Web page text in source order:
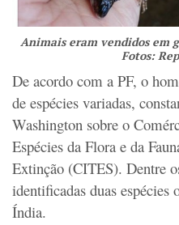
Animais eram vendidos em
Fotos:
De acordo com a PF, o
de espécies variadas,
Washington sobre o
Espécies da Flora e da
Extinção (CITES). Dentre
identificadas duas espécies
Índia.